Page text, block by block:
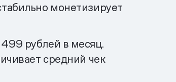
монетизирует
рублей в месяц.
средний чек